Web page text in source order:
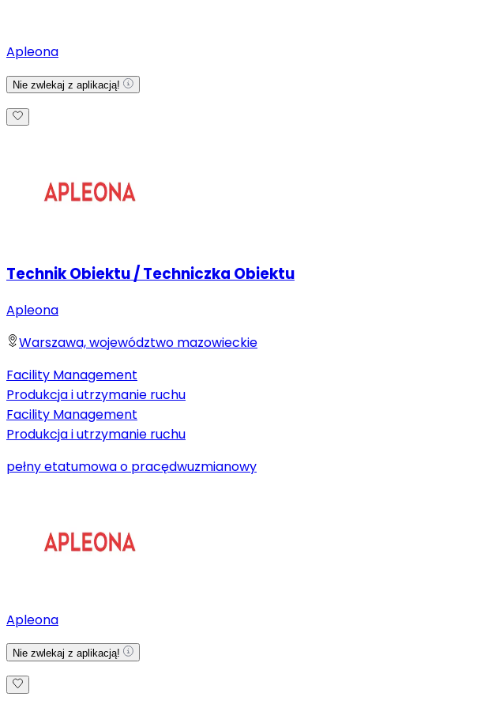
Apleona
Nie zwlekaj z aplikacją!
Technik Obiektu / Techniczka Obiektu
Apleona
Warszawa, województwo mazowieckie
Facility Management
Produkcja i utrzymanie ruchu
Facility Management
Produkcja i utrzymanie ruchu
pełny etatumowa o pracędwuzmianowy
Apleona
Nie zwlekaj z aplikacją!